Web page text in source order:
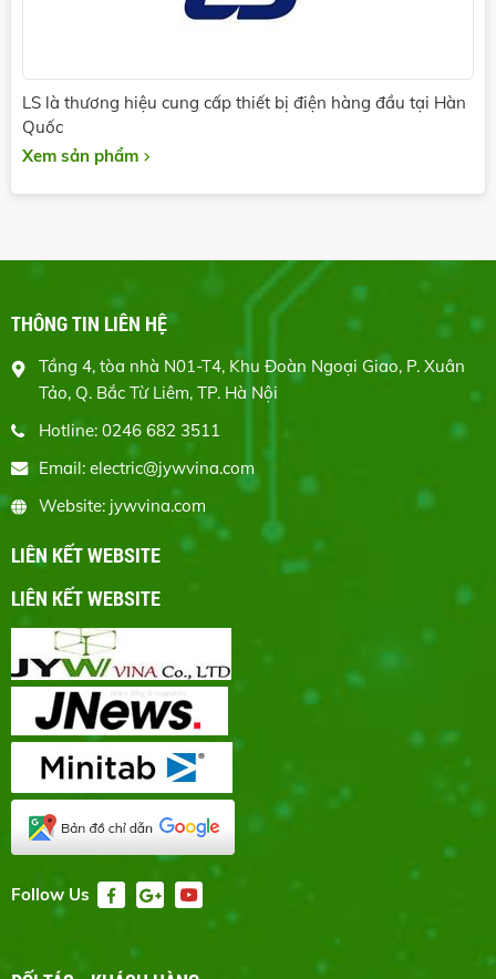
LS là thương hiệu cung cấp thiết bị điện hàng đầu tại Hàn
Quốc
Xem sản phẩm
THÔNG TIN LIÊN HỆ
Tầng 4, tòa nhà N01-T4, Khu Đoàn Ngoại Giao, P. Xuân
Tảo, Q. Bắc Từ Liêm, TP. Hà Nội
Hotline: 0246 682 3511
Email: electric@jywvina.com
Website: jywvina.com
LIÊN KẾT WEBSITE
LIÊN KẾT WEBSITE
Follow Us